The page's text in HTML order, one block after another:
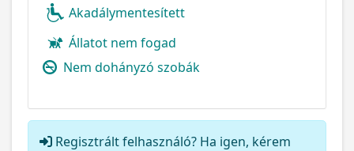
Akadálymentesített
Állatot nem fogad
Nem dohányzó szobák
Regisztrált felhasználó? Ha igen, kérem